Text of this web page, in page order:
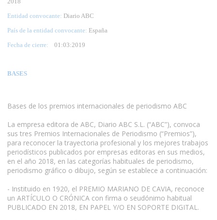
Entidad convocante: Diario ABC
País de la entidad convocante: España
Fecha de cierre:
01 :03:2019
BASES
Bases de los premios internacionales de periodismo ABC
La empresa editora de ABC, Diario ABC S.L. (“ABC”), convoca
sus tres Premios Internacionales de Periodismo (“Premios”),
para reconocer la trayectoria profesional y los mejores trabajos
periodísticos publicados por empresas editoras en sus medios,
en el año 2018, en las categorías habituales de periodismo,
periodismo gráfico o dibujo, según se establece a continuación:
- Instituido en 1920, el PREMIO MARIANO DE CAVIA, reconoce
un ARTÍCULO O CRÓNICA con firma o seudónimo habitual
PUBLICADO EN 2018, EN PAPEL Y/O EN SOPORTE DIGITAL.